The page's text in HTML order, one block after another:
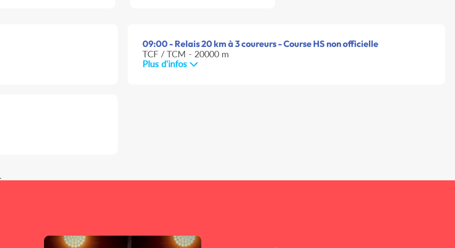
09:00 - Relais 20 km à 3 coureurs - Course HS non officielle
TCF / TCM - 20000 m
Plus d'infos